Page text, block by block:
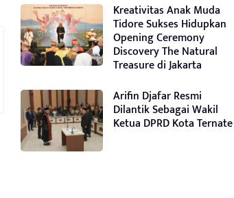
Kreativitas Anak Muda
Tidore Sukses Hidupkan
Opening Ceremony
Discovery The Natural
Treasure di Jakarta
Arifin Djafar Resmi
Dilantik Sebagai Wakil
Ketua DPRD Kota Ternate